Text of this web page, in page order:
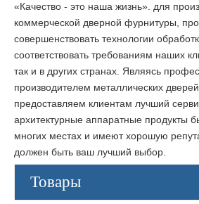
«Качество - это наша жизнь». для
коммерческой дверной фурнитуры,
совершенствовать технологии
соответствовать требованиям наших
так и в других странах. Являясь
производителем металлических
предоставляем клиентам лучший
архитектурные аппаратные продукты
многих местах и ​​имеют хорошую
должен быть ваш лучший выбор.
Товары